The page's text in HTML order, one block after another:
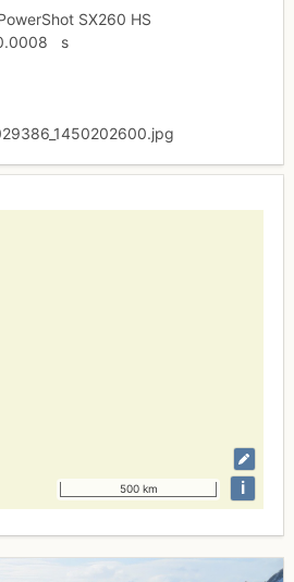
SX260 HS
s
500 km i